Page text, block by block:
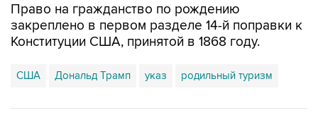
Право на гражданство по рождению
закреплено в первом разделе 14-й поправки к
Конституции США, принятой в 1868 году.
США Дональд Трамп указ родильный туризм